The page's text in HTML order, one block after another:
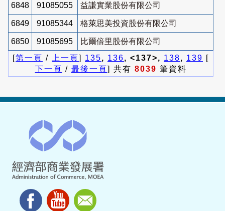
6848 91085055 益謙實業股份有限公司
6849 91085344 格萊思美投資股份有限公司
6850 91085695
比爾倍里股份有限公司
[第一頁 / 上一頁] 135, 136, <137>, 138, 139 [
下一頁 / 最後一頁] 共有 8039 筆資料